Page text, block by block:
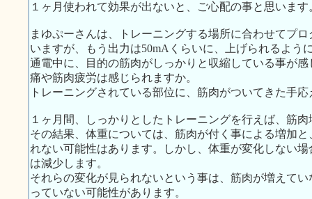
１ヶ月使われて効果が出ないと、ご心配の事と思います
まゆぷーさんは、トレーニングする場所に合わせてプ
いますが、もう出力は50mAくらいに、上げられるよう
通電中に、目的の筋肉がしっかりと収縮している事が
痛や筋肉疲労は感じられますか。
トレーニングされている部位に、筋肉がついてきた手
１ヶ月間、しっかりとしたトレーニングを行えば、筋
その結果、体重については、筋肉が付く事による増加
れない可能性はあります。しかし、体重が変化しない
は減少します。
それらの変化が見られないという事は、筋肉が増えて
っていない可能性があります。